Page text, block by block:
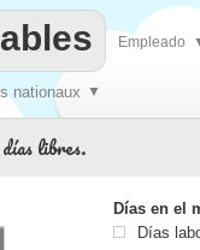
nationaux ▼
Empleado
libres.
Días en el
Días